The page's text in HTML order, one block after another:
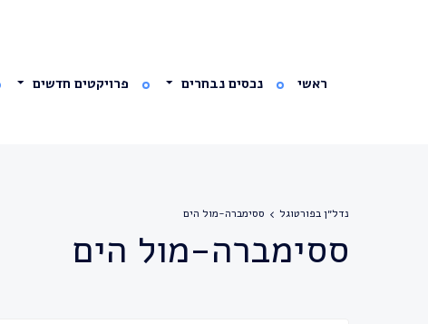
ראשי נכסים נבחרים פרויקטים חדשים
נדל״ן בפורטוגל ססימברה-מול הים
ססימברה-מול הים